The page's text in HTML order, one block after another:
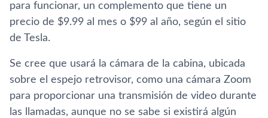
para funcionar, un complemento que tiene un
precio de $9.99 al mes o $99 al año, según el sitio
de Tesla.
Se cree que usará la cámara de la cabina, ubicada
sobre el espejo retrovisor, como una cámara Zoom
para proporcionar una transmisión de video durante
las llamadas, aunque no se sabe si existirá algún